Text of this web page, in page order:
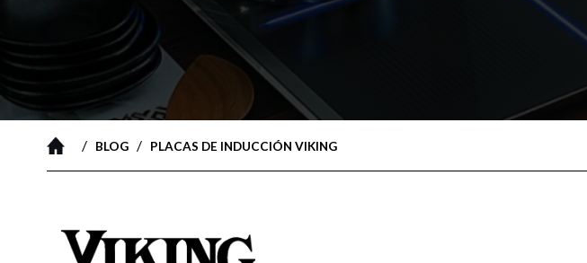
/ BLOG / PLACAS DE INDUCCIÓN VIKING